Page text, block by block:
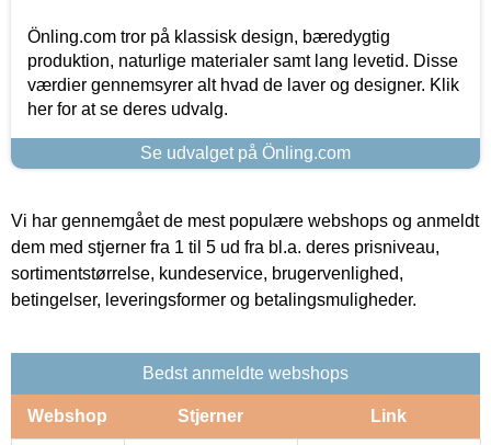
Önling.com tror på klassisk design, bæredygtig
produktion, naturlige materialer samt lang levetid. Disse
værdier gennemsyrer alt hvad de laver og designer. Klik
her for at se deres udvalg.
Se udvalget på Önling.com
Vi har gennemgået de mest populære webshops og anmeldt
dem med stjerner fra 1 til 5 ud fra bl.a. deres prisniveau,
sortimentstørrelse, kundeservice, brugervenlighed,
betingelser, leveringsformer og betalingsmuligheder.
Bedst anmeldte webshops
Webshop Stjerner Link